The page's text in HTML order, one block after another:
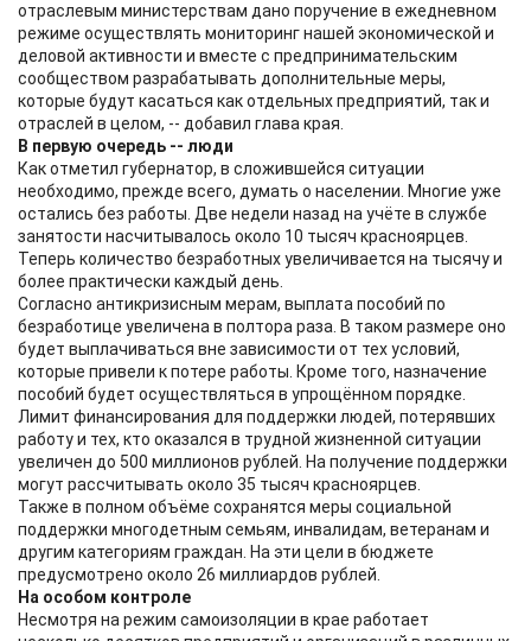
отраслевым министерствам дано поручение в ежедневном
режиме осуществлять мониторинг нашей экономической и
деловой активности и вместе с предпринимательским
сообществом разрабатывать дополнительные меры,
которые будут касаться как отдельных предприятий, так и
отраслей в целом, -- добавил глава края.
В первую очередь -- люди
Как отметил губернатор, в сложившейся ситуации
необходимо, прежде всего, думать о населении. Многие уже
остались без работы. Две недели назад на учёте в службе
занятости насчитывалось около 10 тысяч красноярцев.
Теперь количество безработных увеличивается на тысячу и
более практически каждый день.
Согласно антикризисным мерам, выплата пособий по
безработице увеличена в полтора раза. В таком размере оно
будет выплачиваться вне зависимости от тех условий,
которые привели к потере работы. Кроме того, назначение
пособий будет осуществляться в упрощённом порядке.
Лимит финансирования для поддержки людей, потерявших
работу и тех, кто оказался в трудной жизненной ситуации
увеличен до 500 миллионов рублей. На получение поддержки
могут рассчитывать около 35 тысяч красноярцев.
Также в полном объёме сохранятся меры социальной
поддержки многодетным семьям, инвалидам, ветеранам и
другим категориям граждан. На эти цели в бюджете
предусмотрено около 26 миллиардов рублей.
На особом контроле
Несмотря на режим самоизоляции в крае работает